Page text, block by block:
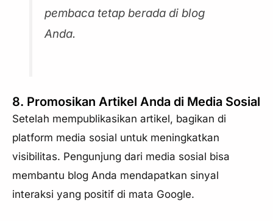
pembaca tetap berada di blog
Anda.
8. Promosikan Artikel Anda di Media Sosial
Setelah mempublikasikan artikel, bagikan di
platform media sosial untuk meningkatkan
visibilitas. Pengunjung dari media sosial bisa
membantu blog Anda mendapatkan sinyal
interaksi yang positif di mata Google.